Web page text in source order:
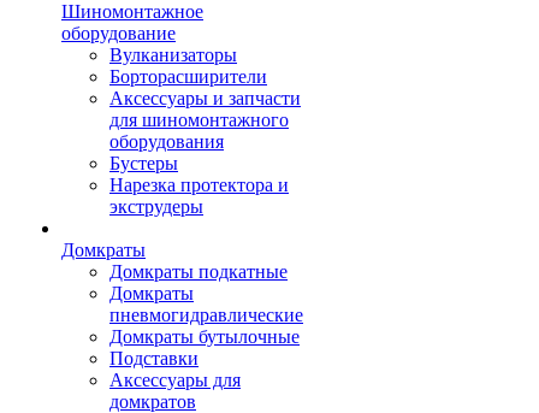
Шиномонтажное
оборудование
Вулканизаторы
Борторасширители
Аксессуары и запчасти
для шиномонтажного
оборудования
Бустеры
Нарезка протектора и
экструдеры
Домкраты
Домкраты подкатные
Домкраты
пневмогидравлические
Домкраты бутылочные
Подставки
Аксессуары для
домкратов